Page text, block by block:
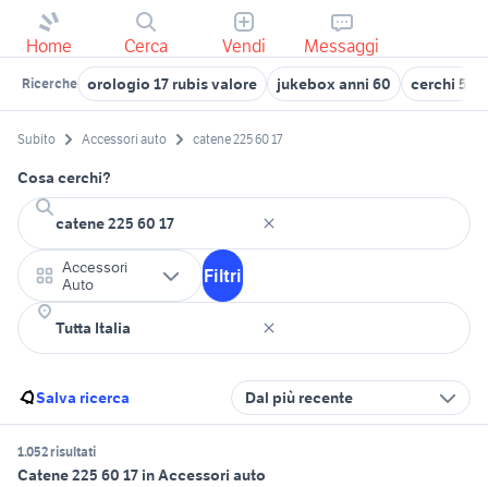
Home Cerca Vendi Messaggi
Ricerche orologio 17 rubis valore jukebox anni 60 cerchi
Subito Accessori auto catene 225 60 17
Cosa cerchi?
Accessori
Auto
Filtri
Salva ricerca Dal più recente
1.052 risultati
Catene 225 60 17 in Accessori auto